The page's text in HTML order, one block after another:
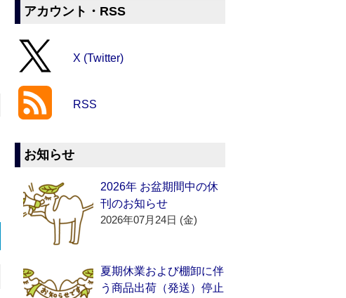
アカウント・RSS
X (Twitter)
RSS
お知らせ
2026年 お盆期間中の休
刊のお知らせ
2026年07月24日 (金)
夏期休業および棚卸に伴
う商品出荷（発送）停止